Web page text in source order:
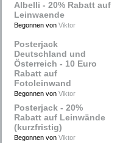
Albelli - 20% Rabatt auf
Leinwaende
Begonnen von Viktor
Posterjack
Deutschland und
Österreich - 10 Euro
Rabatt auf
Fotoleinwand
Begonnen von Viktor
Posterjack - 20%
Rabatt auf Leinwände
(kurzfristig)
Begonnen von Viktor